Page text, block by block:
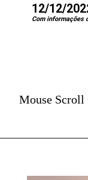
12/12/
Com informações
Mouse Scroll